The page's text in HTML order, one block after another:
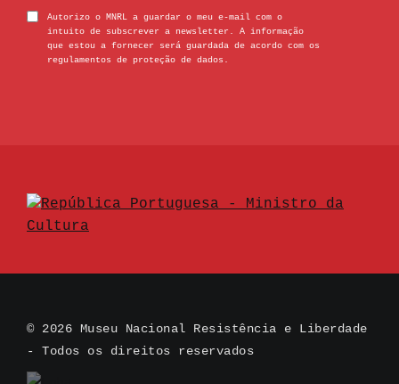
Autorizo o MNRL a guardar o meu e-mail com o
intuito de subscrever a newsletter. A informação
que estou a fornecer será guardada de acordo com os
regulamentos de proteção de dados.
© 2026 Museu Nacional Resistência e Liberdade
- Todos os direitos reservados